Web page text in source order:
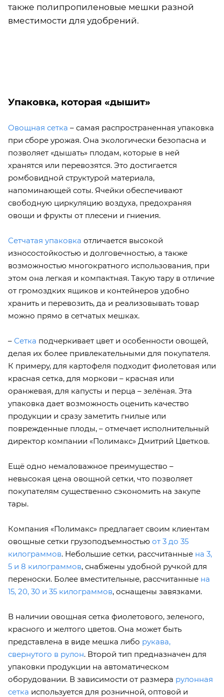
также полипропиленовые мешки разной
вместимости для удобрений.
Упаковка, которая «дышит»
Овощная сетка – самая распространенная упаковка
при сборе урожая. Она экологически безопасна и
позволяет «дышать» плодам, которые в ней
хранятся или перевозятся. Это достигается
ромбовидной структурой материала,
напоминающей соты. Ячейки обеспечивают
свободную циркуляцию воздуха, предохраняя
овощи и фрукты от плесени и гниения.
Сетчатая упаковка отличается высокой
износостойкостью и долговечностью, а также
возможностью многократного использования, при
этом она легкая и компактная. Такую тару в отличие
от громоздких ящиков и контейнеров удобно
хранить и перевозить, да и реализовывать товар
можно прямо в сетчатых мешках.
– Сетка подчеркивает цвет и особенности овощей,
делая их более привлекательными для покупателя.
К примеру, для картофеля подходит фиолетовая или
красная сетка, для моркови – красная или
оранжевая, для капусты и перца – зелёная. Эта
упаковка дает возможность оценить качество
продукции и сразу заметить гнилые или
поврежденные плоды, – отмечает исполнительный
директор компании «Полимакс» Дмитрий Цветков.
Ещё одно немаловажное преимущество –
невысокая цена овощной сетки, что позволяет
покупателям существенно сэкономить на закупе
тары.
Компания «Полимакс» предлагает своим клиентам
овощные сетки грузоподъемностью от 3 до 35
килограммов. Небольшие сетки, рассчитанные на 3,
5 и 8 килограммов, снабжены удобной ручкой для
переноски. Более вместительные, рассчитанные на
15, 20, 30 и 35 килограммов, оснащены завязками.
В наличии овощная сетка фиолетового, зеленого,
красного и желтого цветов. Она может быть
представлена в виде мешка либо рукава,
свернутого в рулон. Второй тип предназначен для
упаковки продукции на автоматическом
оборудовании. В зависимости от размера рулонная
сетка используется для розничной, оптовой и